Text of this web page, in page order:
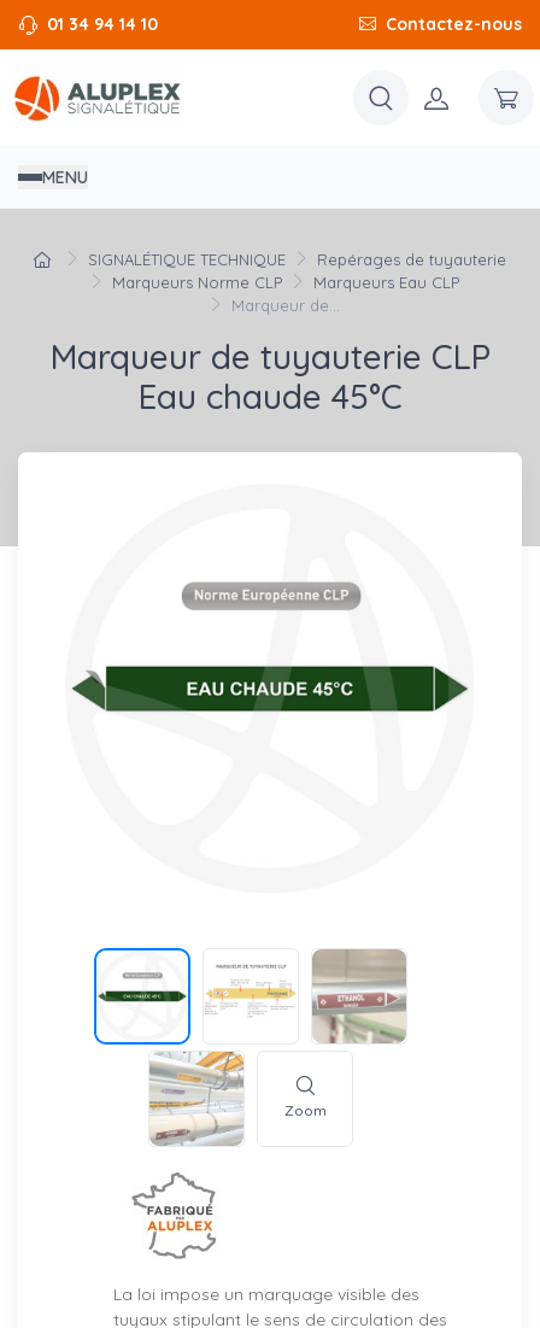
01 34 94 14 10 Contactez-nous
MENU
SIGNALÉTIQUE TECHNIQUE
Repérages de tuyauterie
Marqueurs Norme CLP
Marqueurs Eau CLP
Marqueur de...
Marqueur de tuyauterie CLP
Eau chaude 45°C
Zoom
La loi impose un marquage visible des
tuyaux stipulant le sens de circulation des